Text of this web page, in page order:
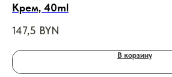
Крем, 40ml
147,5 BYN
В корзину